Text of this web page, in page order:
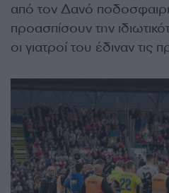
από τον Δανό
προασπίσουν την
οι γιατροί του έδιναν τις